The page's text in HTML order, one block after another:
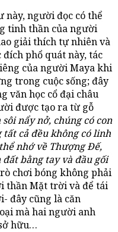
này, người đọc có thể
tinh thần của người
giải thích tự nhiên và
đích phổ quát này, tác
của người Maya khi
trong cuộc sống; đây
văn học cổ đại châu
được tạo ra từ gỗ
nẩy nở, chúng có con
cả đều không có linh
nhớ về Thượng Đế,
bằng tay và đầu gối
chơi bóng không phải
thần Mặt trời và để tái
đây cũng là căn
mà hai người anh
hữu…